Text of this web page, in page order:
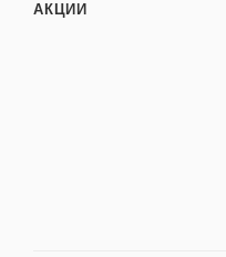
АКЦИИ